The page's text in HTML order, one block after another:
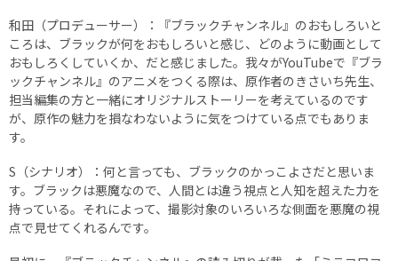
和田（プロデューサー）：『ブラックチャンネル』のおもしろいと
ころは、ブラックが何をおもしろいと感じ、どのように動画として
おもしろくしていくか、だと感じました。我々がYouTubeで『ブラ
ックチャンネル』のアニメをつくる際は、原作者のきさいち先生、
担当編集の方と一緒にオリジナルストーリーを考えているのです
が、原作の魅力を損なわないように気をつけている点でもありま
す。
S（シナリオ）：何と言っても、ブラックのかっこよさだと思いま
す。ブラックは悪魔なので、人間とは違う視点と人知を超えた力を
持っている。それによって、撮影対象のいろいろな側面を悪魔の視
点で見せてくれるんです。